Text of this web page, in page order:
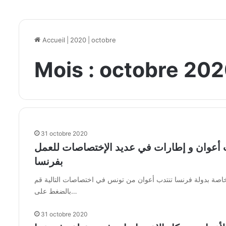
Accueil 2020 octobre
Mois : octobre
31 octobre 2020
أعوان و إطارات في عديد الإختصاصات للعمل
بفرنسا
بدولة فرنسا تنتدب أعوان من تونس في اختصاصات التالية قم
بالضغط على…
31 octobre 2020